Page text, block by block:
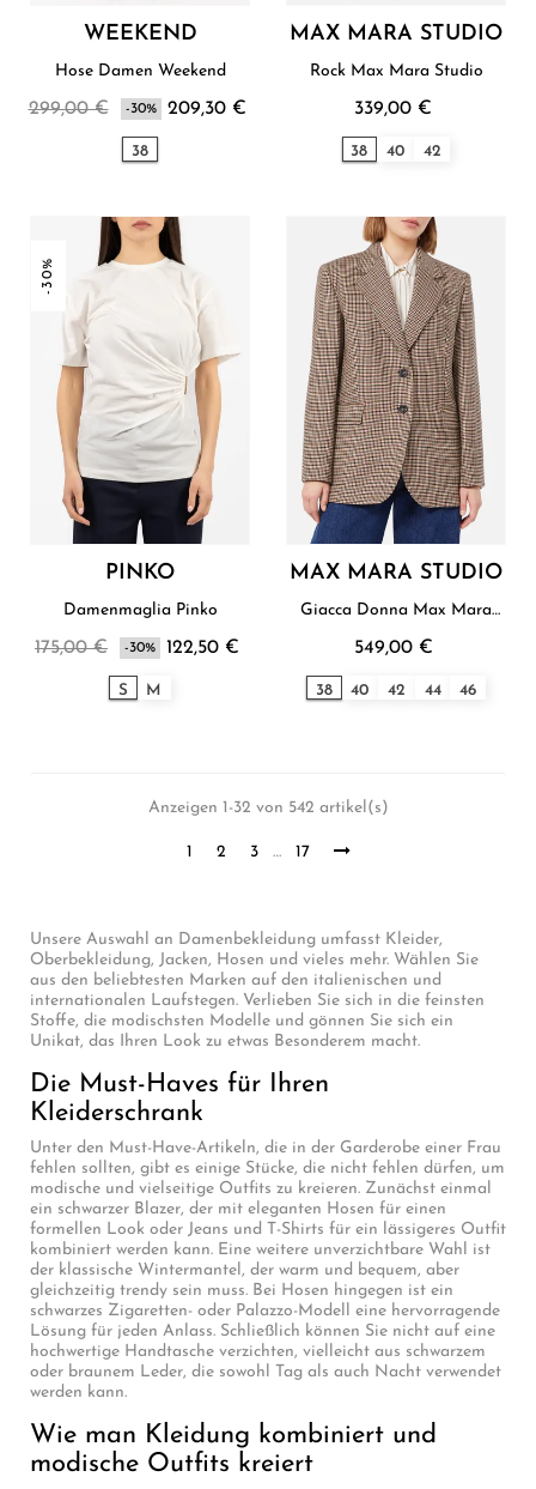
WEEKEND
Hose Damen Weekend
299,00 € -30% 209,30 €
38
MAX MARA STUDIO
Rock Max Mara Studio
339,00 €
38 40 42
-30%
PINKO
Damenmaglia Pinko
175,00 € -30% 122,50 €
S M
MAX MARA STUDIO
Giacca Donna Max Mara
549,00 €
38 40 42 44 46
Anzeigen 1-32 von 542 artikel(s)
1 2 3 … 17
Unsere Auswahl an Damenbekleidung umfasst Kleider,
Oberbekleidung, Jacken, Hosen und vieles mehr. Wählen Sie
aus den beliebtesten Marken auf den italienischen und
internationalen Laufstegen. Verlieben Sie sich in die feinsten
Stoffe, die modischsten Modelle und gönnen Sie sich ein
Unikat, das Ihren Look zu etwas Besonderem macht.
Die Must-Haves für Ihren
Kleiderschrank
Unter den Must-Have-Artikeln, die in der Garderobe einer Frau
fehlen sollten, gibt es einige Stücke, die nicht fehlen dürfen, um
modische und vielseitige Outfits zu kreieren. Zunächst einmal
ein schwarzer Blazer, der mit eleganten Hosen für einen
formellen Look oder Jeans und T-Shirts für ein lässigeres Outfit
kombiniert werden kann. Eine weitere unverzichtbare Wahl ist
der klassische Wintermantel, der warm und bequem, aber
gleichzeitig trendy sein muss. Bei Hosen hingegen ist ein
schwarzes Zigaretten- oder Palazzo-Modell eine hervorragende
Lösung für jeden Anlass. Schließlich können Sie nicht auf eine
hochwertige Handtasche verzichten, vielleicht aus schwarzem
oder braunem Leder, die sowohl Tag als auch Nacht verwendet
werden kann.
Wie man Kleidung kombiniert und
modische Outfits kreiert